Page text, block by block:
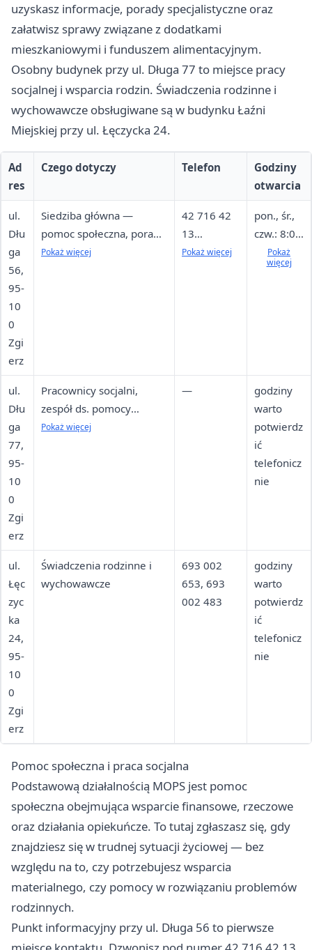
uzyskasz informacje, porady specjalistyczne oraz
załatwisz sprawy związane z dodatkami
mieszkaniowymi i funduszem alimentacyjnym.
Osobny budynek przy ul. Długa 77 to miejsce pracy
socjalnej i wsparcia rodzin. Świadczenia rodzinne i
wychowawcze obsługiwane są w budynku Łaźni
Miejskiej przy ul. Łęczycka 24.
Ad
res
Czego dotyczy Telefon
Godziny
otwarcia
ul.
Dłu
ga
56,
95-
10
0
Zgi
erz
Siedziba główna —
pomoc społeczna, porady
prawne i psychologiczne,
Pokaż więcej
42 716 42
13
(centrala),
Pokaż więcej
pon., śr.,
czw.: 8:00
- 16:00;
wt.: 8:00 -
Pokaż
więcej
ul.
Dłu
ga
77,
95-
10
0
Zgi
erz
Pracownicy socjalni,
zespół ds. pomocy
rodzinie, asystent
Pokaż więcej
—
godziny
warto
potwierdz
ić
telefonicz
nie
ul.
Łęc
zyc
ka
24,
95-
10
0
Zgi
erz
Świadczenia rodzinne i
wychowawcze
693 002
653, 693
002 483
godziny
warto
potwierdz
ić
telefonicz
nie
Pomoc społeczna i praca socjalna
Podstawową działalnością MOPS jest pomoc
społeczna obejmująca wsparcie finansowe, rzeczowe
oraz działania opiekuńcze. To tutaj zgłaszasz się, gdy
znajdziesz się w trudnej sytuacji życiowej — bez
względu na to, czy potrzebujesz wsparcia
materialnego, czy pomocy w rozwiązaniu problemów
rodzinnych.
Punkt informacyjny przy ul. Długa 56 to pierwsze